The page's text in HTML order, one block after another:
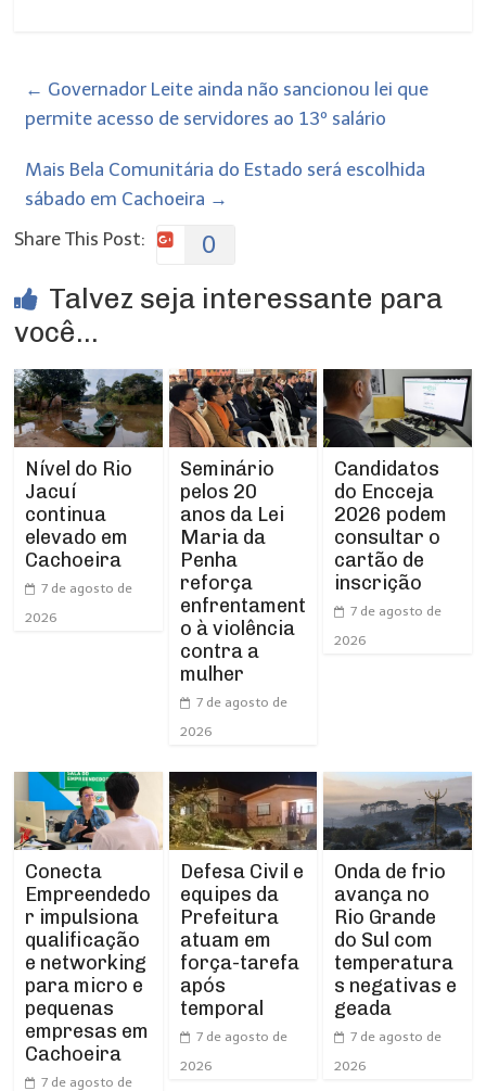
← Governador Leite ainda não sancionou lei que
permite acesso de servidores ao 13º salário
Mais Bela Comunitária do Estado será escolhida
sábado em Cachoeira →
Share This Post:
0
Talvez seja interessante para
você...
Nível do Rio
Jacuí
continua
elevado em
Cachoeira
7 de agosto de
2026
Seminário
pelos 20
anos da Lei
Maria da
Penha
reforça
enfrentament
o à violência
contra a
mulher
7 de agosto de
2026
Candidatos
do Encceja
2026 podem
consultar o
cartão de
inscrição
7 de agosto de
2026
Conecta
Empreendedo
r impulsiona
qualificação
e networking
para micro e
pequenas
empresas em
Cachoeira
7 de agosto de
Defesa Civil e
equipes da
Prefeitura
atuam em
força-tarefa
após
temporal
7 de agosto de
2026
Onda de frio
avança no
Rio Grande
do Sul com
temperatura
s negativas e
geada
7 de agosto de
2026